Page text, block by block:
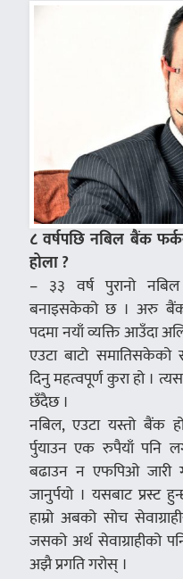
८ वर्षपछि नबिल बैंक
होला ?
– ३३ वर्ष पुरानो
बनाइसकेको छ । अरु
पदमा नयाँ व्यक्ति आउँदा
एउटा बाटो समातिसकेको
दिनु महत्वपूर्ण कुरा हो ।
छँदैछ ।
नबिल, एउटा यस्तो बैंक
र्पुयाउन एक रुपैयाँ पनि
बढाउन न एफपिओ जारी
जानुर्पयो । यसबाट
हाम्रो अबको सोच
जसको अर्थ सेवाग्राहीको
अझै प्रगति गरोस् ।